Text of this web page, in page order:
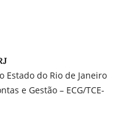
Estado do Rio de Janeiro
e Gestão – ECG/TCE-